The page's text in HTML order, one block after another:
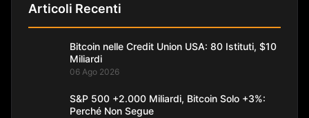
Articoli Recenti
Bitcoin nelle Credit Union USA: 80 Istituti, $10
Miliardi
06 Ago 2026
S&P 500 +2.000 Miliardi, Bitcoin Solo +3%:
Perché Non Segue